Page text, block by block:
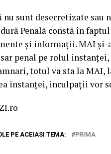
nu sunt desecretizate sau
Penală constă în
şi informaţii. MAI şi-
penal pe rolul instanţei,
totul va sta la MAI,
instanţei, inculpaţii vor
PE ACEIASI TEMA: PRIMA